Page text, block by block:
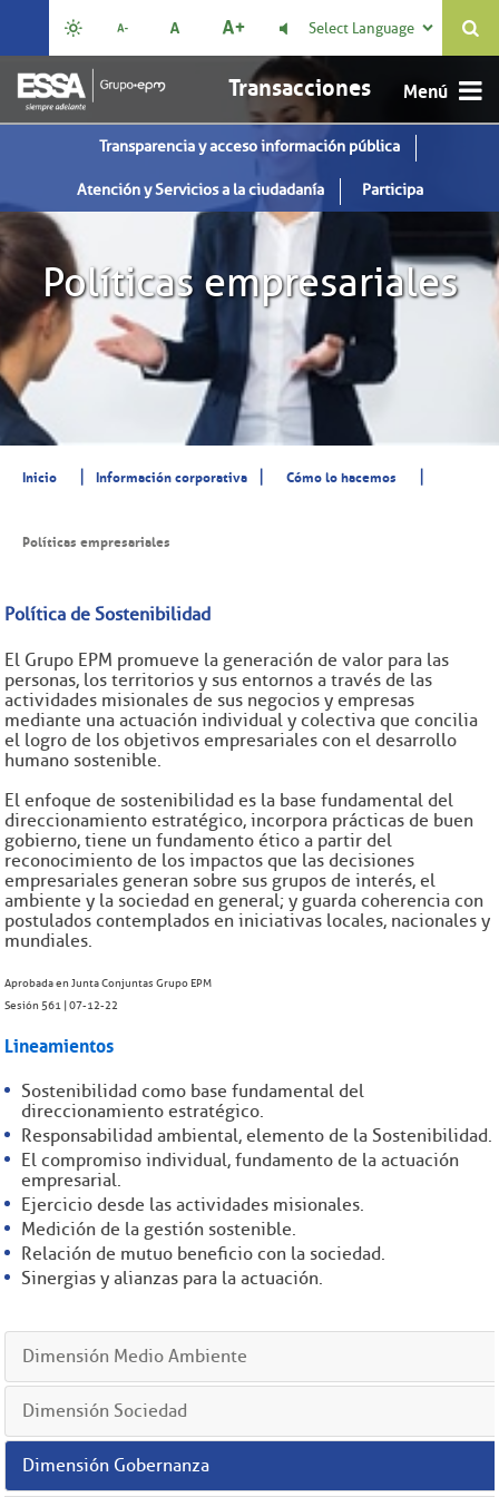
Select Language 
Transacciones
Transparencia y acceso información pública
Atención y Servicios a la ciudadanía Participa
Políticas empresariales
Inicio | Información corporativa | Cómo lo hacemos |
Políticas empresariales
Política de Sostenibilidad
El Grupo EPM promueve la generación de valor para las
personas, los territorios y sus entornos a través de las
actividades misionales de sus negocios y empresas
mediante una actuación individual y colectiva que concilia
el logro de los objetivos empresariales con el desarrollo
humano sostenible.
El enfoque de sostenibilidad es la base fundamental del
direccionamiento estratégico, incorpora prácticas de buen
gobierno, tiene un fundamento ético a partir del
reconocimiento de los impactos que las decisiones
empresariales generan sobre sus grupos de interés, el
ambiente y la sociedad en general; y guarda coherencia con
postulados contemplados en iniciativas locales, nacionales y
mundiales.
Aprobada en Junta Conjuntas Grupo EPM
Sesión 561 | 07-12-22
Lineamientos
Sostenibilidad como base fundamental del
direccionamiento estratégico.
Responsabilidad ambiental, elemento de la Sostenibilidad.
El compromiso individual, fundamento de la actuación
empresarial.
Ejercicio desde las actividades misionales.
Medición de la gestión sostenible.
Relación de mutuo beneficio con la sociedad.
Sinergias y alianzas para la actuación.
Dimensión Medio Ambiente
Dimensión Sociedad
Dimensión Gobernanza